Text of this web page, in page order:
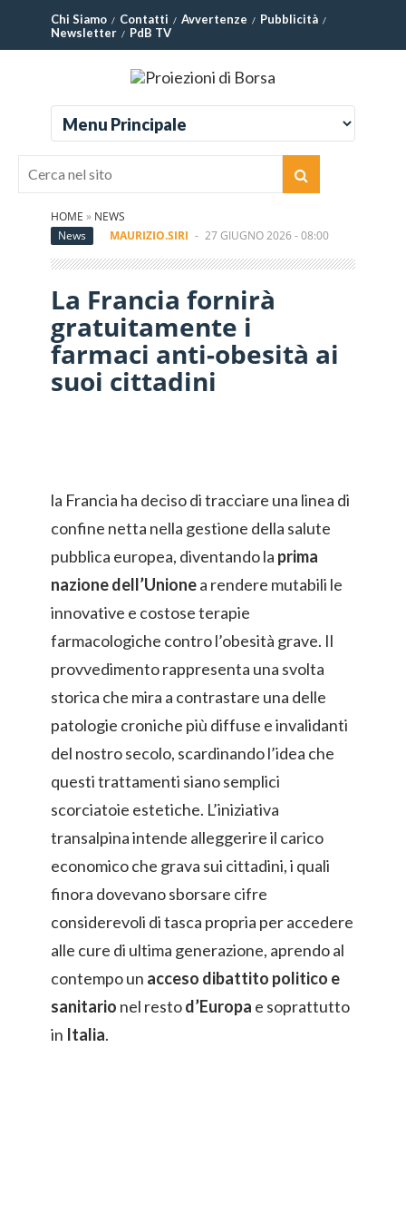
Chi Siamo Contatti Avvertenze
Pubblicità
Newsletter
PdB TV
HOME » NEWS
News
MAURIZIO.SIRI - 27 GIUGNO 2026 - 08:00
La Francia fornirà
gratuitamente i
farmaci anti-obesità ai
suoi cittadini
la Francia ha deciso di tracciare una linea di
confine netta nella gestione della salute
pubblica europea, diventando la prima
nazione dell’Unionea rendere mutabili le
innovative e costose terapie
farmacologiche contro l’obesità grave. Il
provvedimento rappresenta una svolta
storica che mira a contrastare una delle
patologie croniche più diffuse e invalidanti
del nostro secolo, scardinando l’idea che
questi trattamenti siano semplici
scorciatoie estetiche. L’iniziativa
transalpina intende alleggerire il carico
economico che grava sui cittadini, i quali
finora dovevano sborsare cifre
considerevoli di tasca propria per accedere
alle cure di ultima generazione, aprendo al
contempo un acceso dibattito politico e
sanitario nel restod’Europa e soprattutto
in Italia.